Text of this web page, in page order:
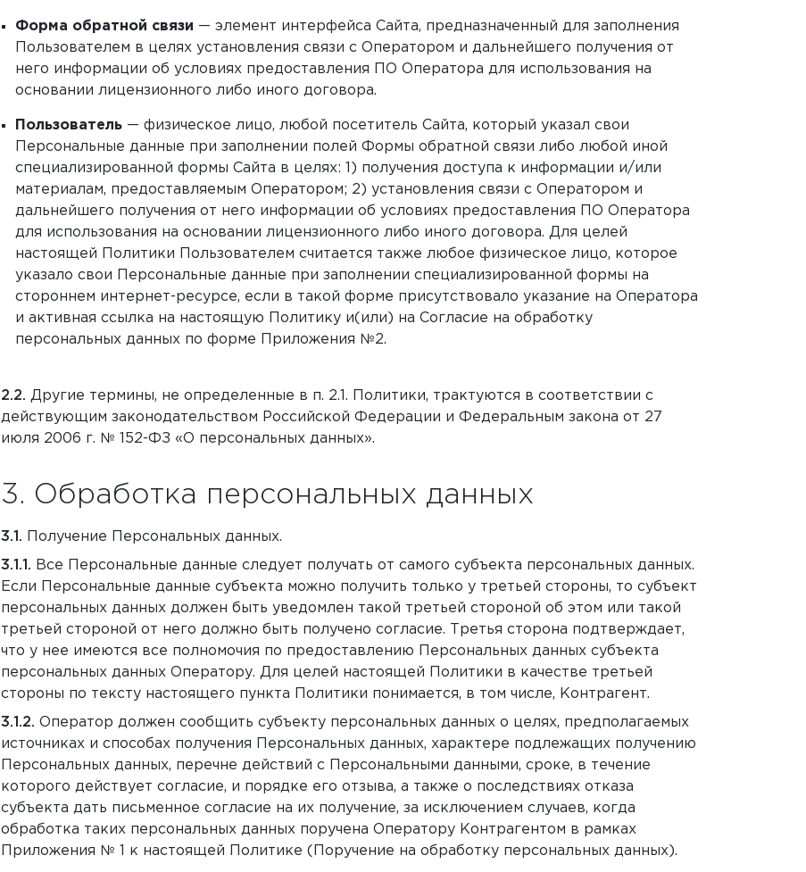
Форма обратной связи — элемент интерфейса Сайта, предназначенный для заполнения
Пользователем в целях установления связи с Оператором и дальнейшего получения от
него информации об условиях предоставления ПО Оператора для использования на
основании лицензионного либо иного договора.
Пользователь — физическое лицо, любой посетитель Сайта, который указал свои
Персональные данные при заполнении полей Формы обратной связи либо любой иной
специализированной формы Сайта в целях: 1) получения доступа к информации и/или
материалам, предоставляемым Оператором; 2) установления связи с Оператором и
дальнейшего получения от него информации об условиях предоставления ПО Оператора
для использования на основании лицензионного либо иного договора. Для целей
настоящей Политики Пользователем считается также любое физическое лицо, которое
указало свои Персональные данные при заполнении специализированной формы на
стороннем интернет-ресурсе, если в такой форме присутствовало указание на Оператора
и активная ссылка на настоящую Политику и(или) на Согласие на обработку
персональных данных по форме Приложения №2.
Другие термины, не определенные в п. 2.1. Политики, трактуются в соответствии с
действующим законодательством Российской Федерации и Федеральным закона от 27
июля 2006 г. № 152-ФЗ «О персональных данных».
Обработка персональных данных
Получение Персональных данных.
Все Персональные данные следует получать от самого субъекта персональных данных.
Если Персональные данные субъекта можно получить только у третьей стороны, то субъект
персональных данных должен быть уведомлен такой третьей стороной об этом или такой
третьей стороной от него должно быть получено согласие. Третья сторона подтверждает,
что у нее имеются все полномочия по предоставлению Персональных данных субъекта
персональных данных Оператору. Для целей настоящей Политики в качестве третьей
стороны по тексту настоящего пункта Политики понимается, в том числе, Контрагент.
Оператор должен сообщить субъекту персональных данных о целях, предполагаемых
источниках и способах получения Персональных данных, характере подлежащих получению
Персональных данных, перечне действий с Персональными данными, сроке, в течение
которого действует согласие, и порядке его отзыва, а также о последствиях отказа
субъекта дать письменное согласие на их получение, за исключением случаев, когда
обработка таких персональных данных поручена Оператору Контрагентом в рамках
Приложения № 1 к настоящей Политике (Поручение на обработку персональных данных).